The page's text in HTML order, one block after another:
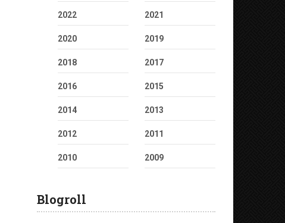
2022 2021
2020 2019
2018 2017
2016 2015
2014 2013
2012 2011
2010 2009
Blogroll